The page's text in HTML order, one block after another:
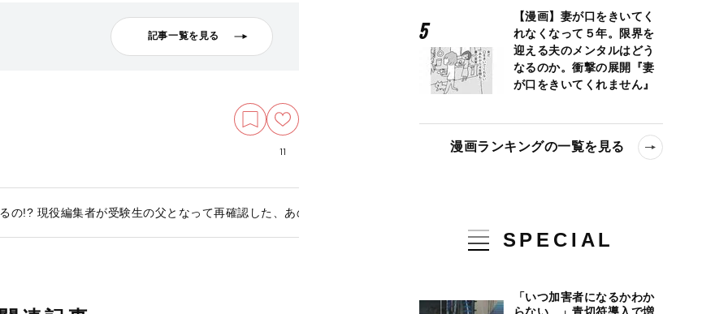
記事一覧を見る
11
の!? 現役編集者が受験生の父となって再確認した、あの頃と変わらぬ国語入試問題のヒドさ
【漫画】妻が口をきいてく
れなくなって５年。限界を
迎える夫のメンタルはどう
なるのか。衝撃の展開『妻
が口をきいてくれません』
漫画ランキングの一覧を見る
SPECIAL
「いつ加害者になるかわか
らない…」青切符導入で増